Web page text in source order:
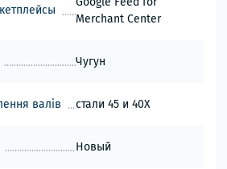
Merchant Center
Чугун
валів стали 45 и 40Х
Новый